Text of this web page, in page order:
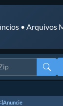
• Arquivos
Anuncie